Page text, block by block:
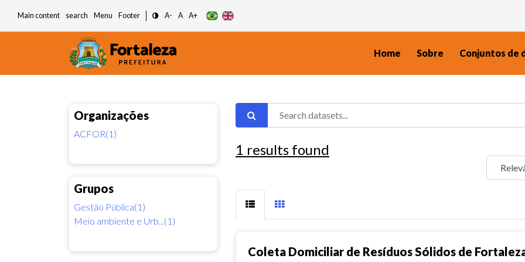
Main content search Menu Footer A- A A+
Home Sobre Conjuntos de
Organizações
ACFOR(1)
Grupos
Gestão Pública(1)
Meio ambiente e Urb...(1)
1 results found
Coleta Domiciliar de Resíduos Sólidos de